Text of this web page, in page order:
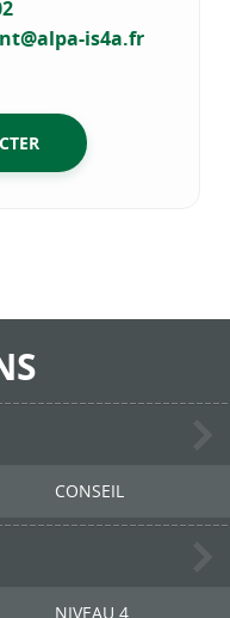
is4a.fr
CONSEIL
NIVEAU 4